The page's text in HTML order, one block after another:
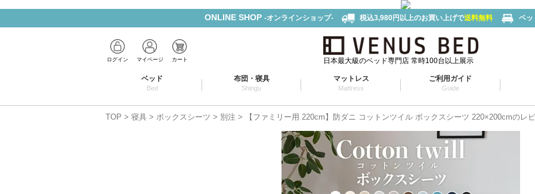
ONLINE SHOP -オンラインショップ- 税込3,980円以上のお買い上げで送料無料 ベッ
ログイン マイページ カート 日本最大級のベッド専門店 常時100台以上展示
ベッド
Bed
布団・寝具
Shingu
マットレス
Mattress
ご利用ガイド
Guide
TOP 寝具 ボックスシーツ 別注 【ファミリー用 220cm】防ダニ コットンツイル ボックスシーツ 220×200cmのレ